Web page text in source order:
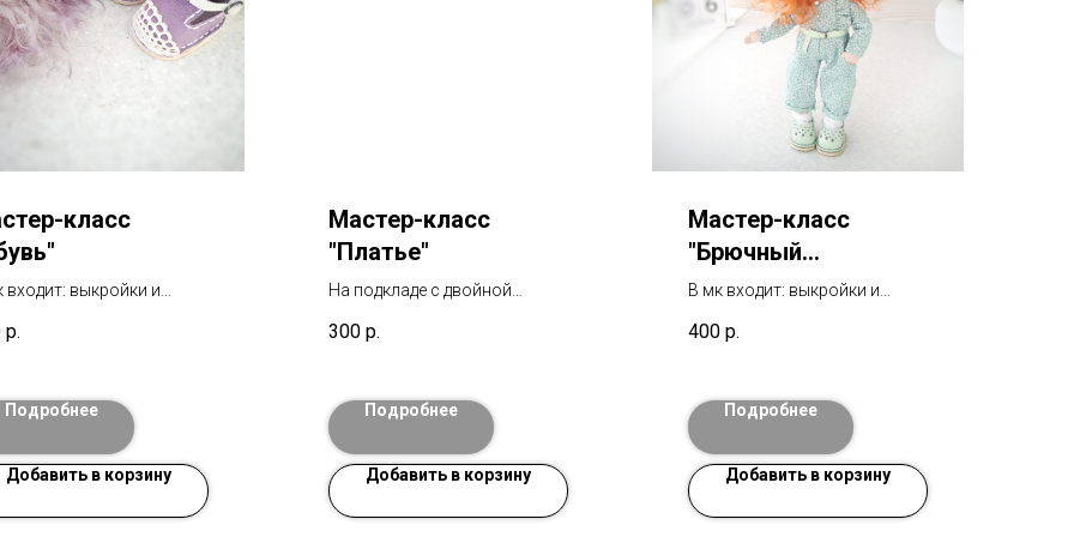
класс
входит: выкройки и
ботинок и
р.
Подробнее
Добавить в корзину
Мастер-класс
"Платье"
На подкладе с двойной
воротничком. В мк входит:
МК.
300 р.
Подробнее
Добавить в корзину
Мастер-класс
"Брючный
комбинезон"
В мк входит: выкройки и
все вопросы по МК.
400 р.
Подробнее
Добавить в корзину